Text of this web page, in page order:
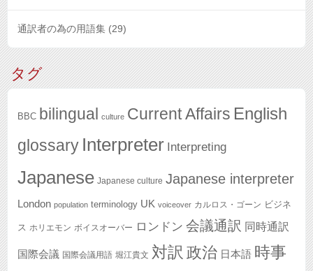
通訳者の為の用語集 (29)
タグ
BBC bilingual culture Current Affairs English
glossary Interpreter Interpreting
Japanese Japanese culture Japanese interpreter
London population terminology UK voiceover カルロス・ゴーン ビジネ
ス ホリエモン ボイスオーバー ロンドン 会議通訳 同時通訳
国際会議 国際会議用語 堀江貴文 対訳 政治 日本語 時事